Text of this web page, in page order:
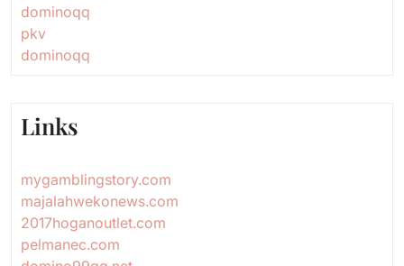
dominoqq
pkv
dominoqq
Links
mygamblingstory.com
majalahwekonews.com
2017hoganoutlet.com
pelmanec.com